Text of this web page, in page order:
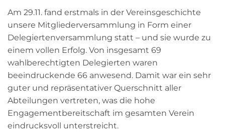
Am 29.11. fand erstmals in der Vereinsgeschichte
unsere Mitgliederversammlung in Form einer
Delegiertenversammlung statt – und sie wurde zu
einem vollen Erfolg. Von insgesamt 69
wahlberechtigten Delegierten waren
beeindruckende 66 anwesend. Damit war ein sehr
guter und repräsentativer Querschnitt aller
Abteilungen vertreten, was die hohe
Engagementbereitschaft im gesamten Verein
eindrucksvoll unterstreicht.